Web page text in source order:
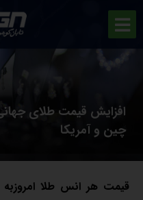
افزایش قیمت طلای
چین و آمریکا